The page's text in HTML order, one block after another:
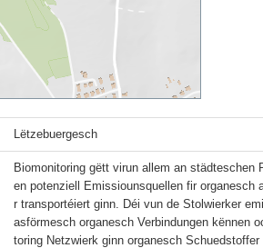
Lëtzebuergesch
Biomonitoring gëtt virun allem an städteschen
en potenziell Emissiounsquellen fir organesch
r transportéiert ginn. Déi vun de Stolwierker
asförmesch organesch Verbindungen kënnen
toring Netzwierk ginn organesch